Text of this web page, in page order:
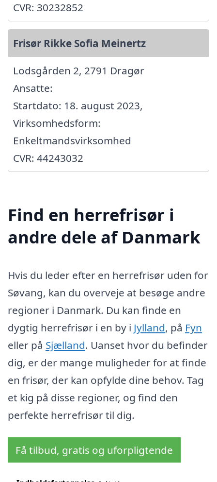
CVR: 30232852
Frisør Rikke Sofia Meinertz
Lodsgården 2, 2791 Dragør
Ansatte:
Startdato: 18. august 2023,
Virksomhedsform:
Enkeltmandsvirksomhed
CVR: 44243032
Find en herrefrisør i
andre dele af Danmark
Hvis du leder efter en herrefrisør uden for
Søvang, kan du overveje at besøge andre
regioner i Danmark. Du kan finde en
dygtig herrefrisør i en by i Jylland, på Fyn
eller på Sjælland. Uanset hvor du befinder
dig, er der mange muligheder for at finde
en frisør, der kan opfylde dine behov. Tag
et kig på disse regioner, og find den
perfekte herrefrisør til dig.
Få tilbud, gratis og uforpligtende